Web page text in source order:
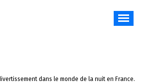
dans le monde de la nuit en France.